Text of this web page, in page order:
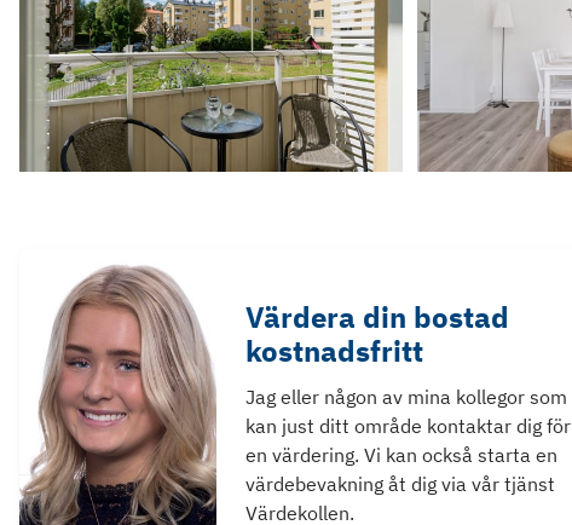
Värdera din bostad
kostnadsfritt
Jag eller någon av mina kollegor som
kan just ditt område kontaktar dig för
en värdering. Vi kan också starta en
värdebevakning åt dig via vår tjänst
Värdekollen.